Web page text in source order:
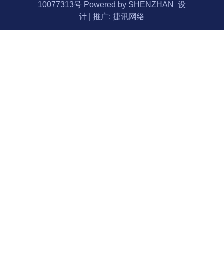
10077313号 Powered by SHENZHAN 设
计 | 推广: 捷讯网络